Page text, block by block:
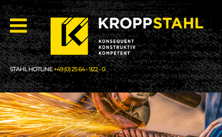
STAHL HOTLINE+49 (0) 25 64 - 922 - 0